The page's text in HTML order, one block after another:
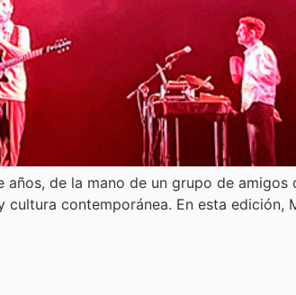
de la mano de un grupo de amigos
contemporánea. En esta edición,